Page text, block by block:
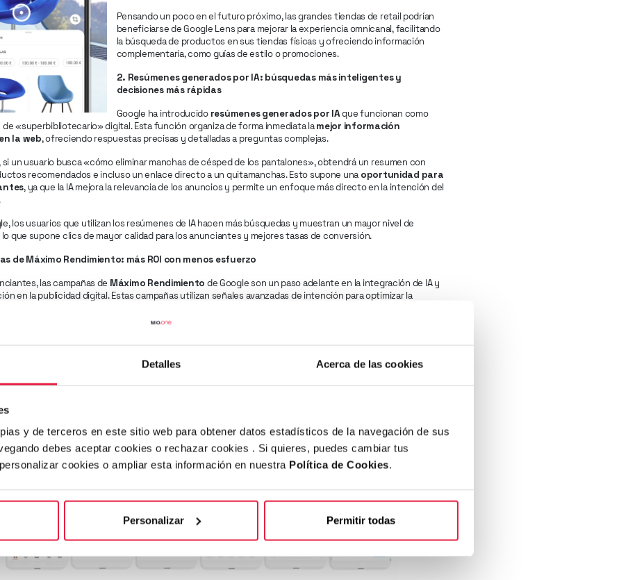
Detalles Acerca de las cookies
y de terceros en este sitio web para obtener datos estadísticos de la navegación de sus
debes aceptar cookies o rechazar cookies . Si quieres, puedes cambiar tus
cookies o ampliar esta información en nuestra Política de Cookies.
Personalizar Permitir todas
Pensando un poco en el futuro próximo, las grandes tiendas de retail podrían
beneficiarse de Google Lens para mejorar la experiencia omnicanal, facilitando
la búsqueda de productos en sus tiendas físicas y ofreciendo información
complementaria, como guías de estilo o promociones.
2. Resúmenes generados por IA: búsquedas más inteligentes y
decisiones más rápidas
Google ha introducido resúmenes generados por IAque funcionan como
de «superbibliotecario» digital. Esta función organiza de forma inmediata lamejor información
la web, ofreciendo respuestas precisas y detalladas a preguntas complejas.
si un usuario busca «cómo eliminar manchas de césped de los pantalones», obtendrá un resumen con
recomendados e incluso un enlace directo a un quitamanchas. Esto supone unaoportunidad para
, ya que la IA mejora la relevancia de los anuncios y permite un enfoque más directo en la intención del
los usuarios que utilizan los resúmenes de IA hacen más búsquedas y muestran un mayor nivel de
que supone clics de mayor calidad para los anunciantes y mejores tasas de conversión.
de Máximo Rendimiento: más ROI con menos esfuerzo
las campañas de Máximo Rendimiento de Google son un paso adelante en la integración de IA y
en la publicidad digital. Estas campañas utilizan señales avanzadas de intención para optimizar la